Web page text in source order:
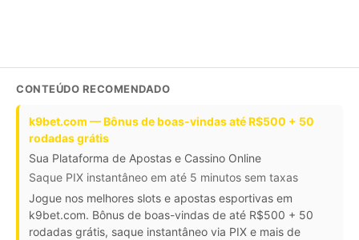
CONTEÚDO RECOMENDADO
k9bet.com — Bônus de boas-vindas até R$500 + 50
rodadas grátis
Sua Plataforma de Apostas e Cassino Online
Saque PIX instantâneo em até 5 minutos sem taxas
Jogue nos melhores slots e apostas esportivas em
k9bet.com. Bônus de boas-vindas de até R$500 + 50
rodadas grátis, saque instantâneo via PIX e mais de